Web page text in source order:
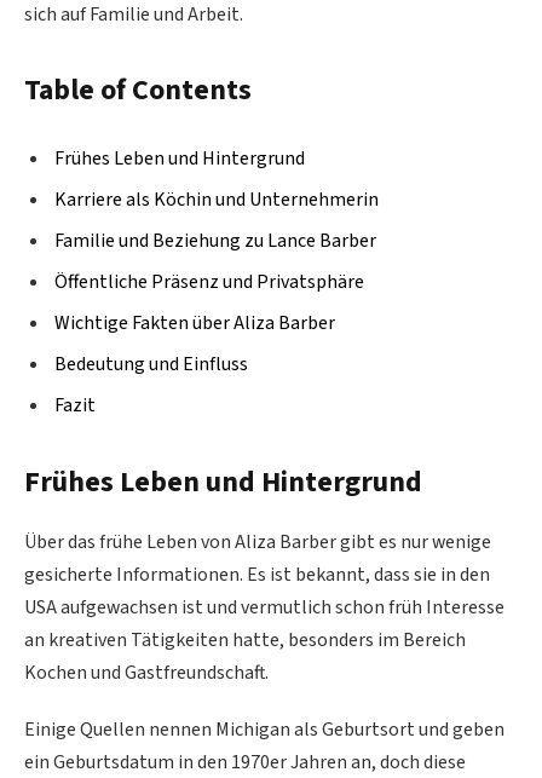
sich auf Familie und Arbeit.
Table of Contents
Frühes Leben und Hintergrund
Karriere als Köchin und Unternehmerin
Familie und Beziehung zu Lance Barber
Öffentliche Präsenz und Privatsphäre
Wichtige Fakten über Aliza Barber
Bedeutung und Einfluss
Fazit
Frühes Leben und Hintergrund
Über das frühe Leben von Aliza Barber gibt es nur wenige
gesicherte Informationen. Es ist bekannt, dass sie in den
USA aufgewachsen ist und vermutlich schon früh Interesse
an kreativen Tätigkeiten hatte, besonders im Bereich
Kochen und Gastfreundschaft.
Einige Quellen nennen Michigan als Geburtsort und geben
ein Geburtsdatum in den 1970er Jahren an, doch diese